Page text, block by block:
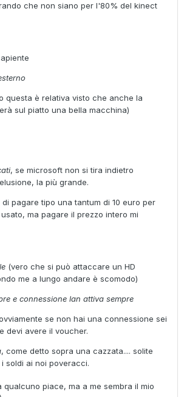
che non siano per l'80% del kinect
questa è relativa visto che anche la
sul piatto una bella macchina)
, se microsoft non si tira indietro
la più grande.
pagare tipo una tantum di 10 euro per
ma pagare il prezzo intero mi
(vero che si può attaccare un HD
me a lungo andare è scomodo)
e connessione lan attiva sempre
se non hai una connessione sei
devi avere il voucher.
, come detto sopra una cazzata.... solite
soldi ai noi poveracci.
qualcuno piace, ma a me sembra il mio